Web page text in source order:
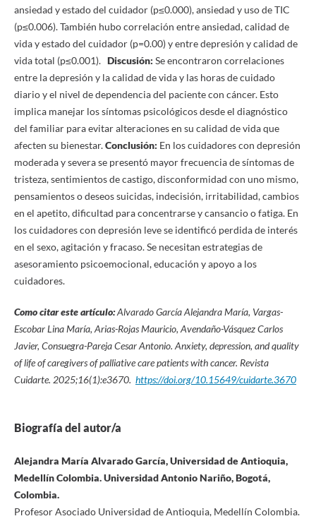
ansiedad y estado del cuidador (p≤0.000), ansiedad y uso de TIC
(p≤0.006). También hubo correlación entre ansiedad, calidad de
vida y estado del cuidador (p=0.00) y entre depresión y calidad de
vida total (p≤0.001). Discusión: Se encontraron correlaciones
entre la depresión y la calidad de vida y las horas de cuidado
diario y el nivel de dependencia del paciente con cáncer. Esto
implica manejar los síntomas psicológicos desde el diagnóstico
del familiar para evitar alteraciones en su calidad de vida que
afecten su bienestar.Conclusión: En los cuidadores con depresión
moderada y severa se presentó mayor frecuencia de síntomas de
tristeza, sentimientos de castigo, disconformidad con uno mismo,
pensamientos o deseos suicidas, indecisión, irritabilidad, cambios
en el apetito, dificultad para concentrarse y cansancio o fatiga. En
los cuidadores con depresión leve se identificó perdida de interés
en el sexo, agitación y fracaso. Se necesitan estrategias de
asesoramiento psicoemocional, educación y apoyo a los
cuidadores.
Como citar este artículo:Alvarado García Alejandra María, Vargas-
Escobar Lina María, Arias-Rojas Mauricio, Avendaño-Vásquez Carlos
Javier, Consuegra-Pareja Cesar Antonio. Anxiety, depression, and quality
of life of caregivers of palliative care patients with cancer. Revista
Cuidarte. 2025;16(1):e3670. https://doi.org/10.15649/cuidarte.3670
Biografía del autor/a
Alejandra María Alvarado García, Universidad de Antioquia,
Medellín Colombia. Universidad Antonio Nariño, Bogotá,
Colombia.
Profesor Asociado Universidad de Antioquia, Medellín Colombia.